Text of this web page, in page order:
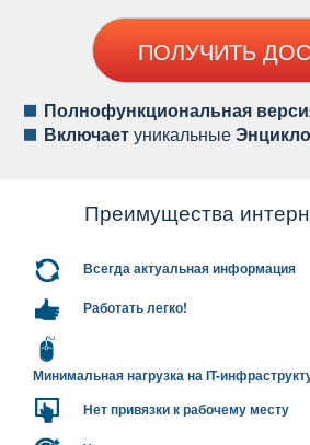
ПОЛУЧИТЬ
Полнофункциональная
ключаетуникальные
Преимущества
сегда актуальная информация
Работать легко!
Минимальная нагрузка на IT-
Нет привязки к рабочему месту